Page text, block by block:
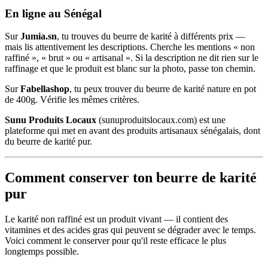
En ligne au Sénégal
SurJumia.sn, tu trouves du beurre de karité à différents prix —
mais lis attentivement les descriptions. Cherche les mentions « non
raffiné », « brut » ou « artisanal ». Si la description ne dit rien sur le
raffinage et que le produit est blanc sur la photo, passe ton chemin.
SurFabellashop, tu peux trouver du beurre de karité nature en pot
de 400g. Vérifie les mêmes critères.
Sunu Produits Locaux (sunuproduitslocaux.com) est une
plateforme qui met en avant des produits artisanaux sénégalais, dont
du beurre de karité pur.
Comment conserver ton beurre de karité
pur
Le karité non raffiné est un produit vivant — il contient des
vitamines et des acides gras qui peuvent se dégrader avec le temps.
Voici comment le conserver pour qu'il reste efficace le plus
longtemps possible.